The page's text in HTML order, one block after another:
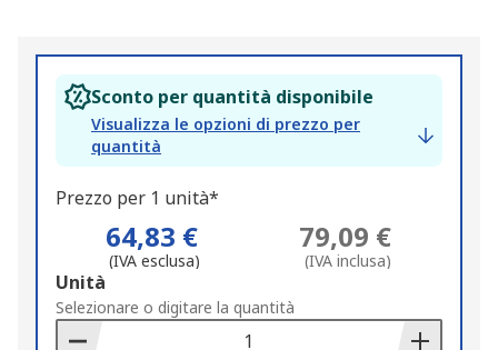
Sconto per quantità disponibile
Visualizza le opzioni di prezzo per
quantità
Prezzo per 1 unità*
64,83 €
(IVA esclusa)
79,09 €
(IVA inclusa)
Add
to
Basket
Unità
Selezionare o digitare la quantità